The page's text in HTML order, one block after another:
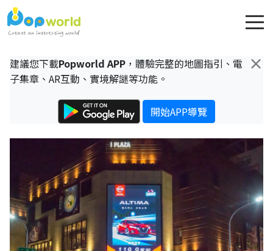
×
建議您下載Popworld APP ，體驗完整的地圖指引、電
子集章、AR互動、實境解謎等功能。
開始APP導覽